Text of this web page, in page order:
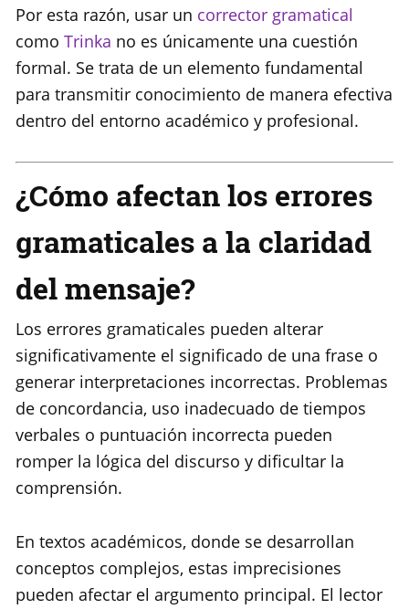
Por esta razón, usar un corrector gramatical
como Trinka no es únicamente una cuestión
formal. Se trata de un elemento fundamental
para transmitir conocimiento de manera efectiva
dentro del entorno académico y profesional.
¿Cómo afectan los errores
gramaticales a la claridad
del mensaje?
Los errores gramaticales pueden alterar
significativamente el significado de una frase o
generar interpretaciones incorrectas. Problemas
de concordancia, uso inadecuado de tiempos
verbales o puntuación incorrecta pueden
romper la lógica del discurso y dificultar la
comprensión.
En textos académicos, donde se desarrollan
conceptos complejos, estas imprecisiones
pueden afectar el argumento principal. El lector